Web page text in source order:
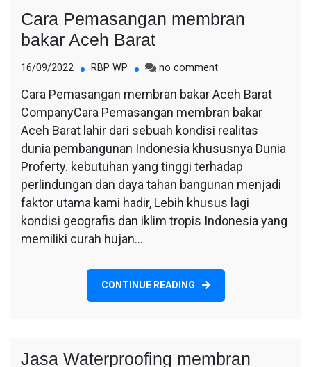
Cara Pemasangan membran
bakar Aceh Barat
16/09/2022 RBP WP no commenton
Pemasangan
membran
bakar
Barat
Cara Pemasangan membran bakar Aceh Barat
CompanyCara Pemasangan membran bakar
Aceh Barat lahir dari sebuah kondisi realitas
dunia pembangunan Indonesia khususnya Dunia
Proferty. kebutuhan yang tinggi terhadap
perlindungan dan daya tahan bangunan menjadi
faktor utama kami hadir, Lebih khusus lagi
kondisi geografis dan iklim tropis Indonesia yang
memiliki curah hujan…
CONTINUE READING
Jasa Waterproofing membran